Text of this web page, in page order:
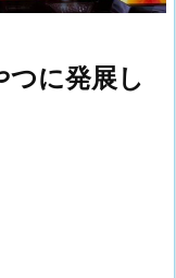
に発展し